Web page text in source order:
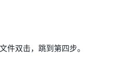
件双击，跳到第四步。